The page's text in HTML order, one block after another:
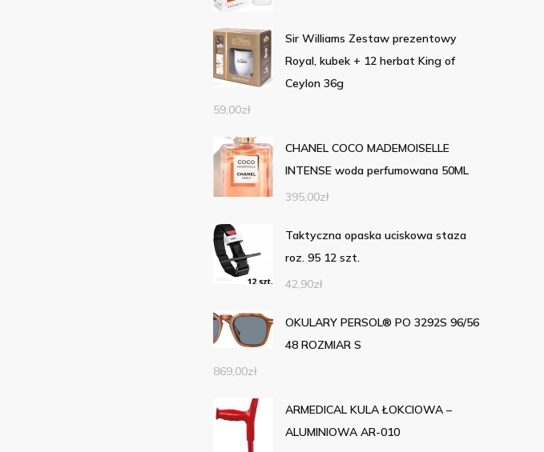
Sir Williams Zestaw prezentowy
Royal, kubek + 12 herbat King of
Ceylon 36g
59,00zł
CHANEL COCO MADEMOISELLE
INTENSE woda perfumowana 50ML
395,00zł
Taktyczna opaska uciskowa staza
roz. 95 12 szt.
42,90zł
OKULARY PERSOL® PO 3292S 96/56
48 ROZMIAR S
869,00zł
ARMEDICAL KULA ŁOKCIOWA –
ALUMINIOWA AR-010